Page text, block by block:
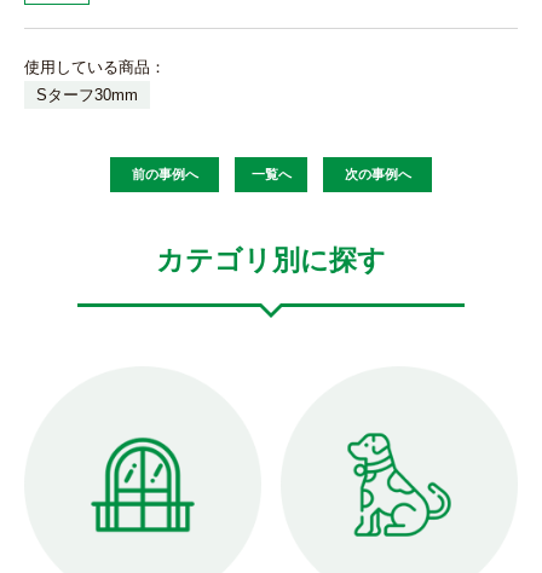
使用している商品：
Sターフ30mm
前の事例へ 一覧へ 次の事例へ
カテゴリ別に探す